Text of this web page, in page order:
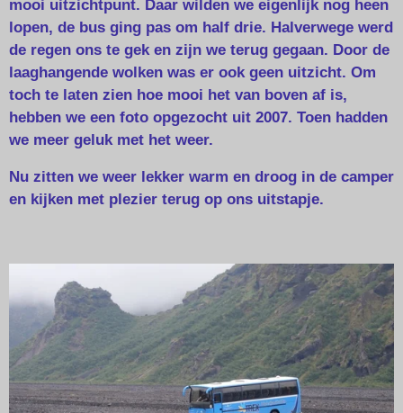
mooi uitzichtpunt. Daar wilden we eigenlijk nog heen
lopen, de bus ging pas om half drie. Halverwege werd
de regen ons te gek en zijn we terug gegaan. Door de
laaghangende wolken was er ook geen uitzicht. Om
toch te laten zien hoe mooi het van boven af is,
hebben we een foto opgezocht uit 2007. Toen hadden
we meer geluk met het weer.
Nu zitten we weer lekker warm en droog in de camper
en kijken met plezier terug op ons uitstapje.